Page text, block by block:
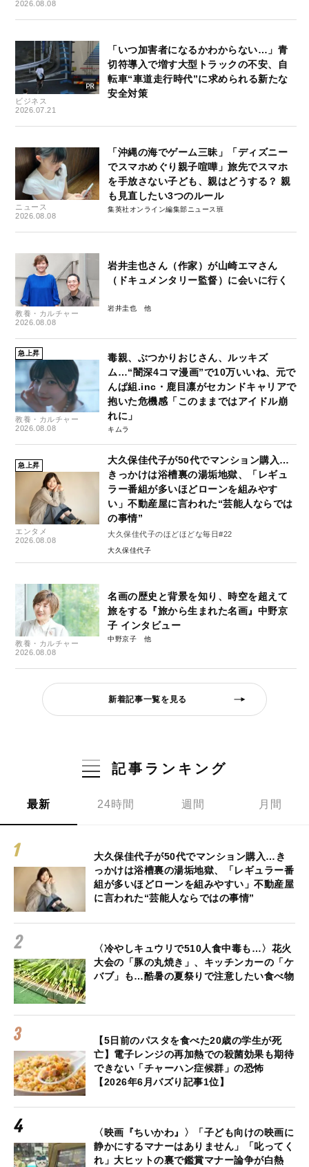
2026.08.08
ビジネス
2026.07.21
「いつ加害者になるかわからない…」青
切符導入で増す大型トラックの不安、自
転車“車道走行時代”に求められる新たな
安全対策
ニュース
2026.08.08
「沖縄の海でゲーム三昧」「ディズニー
でスマホめぐり親子喧嘩」旅先でスマホ
を手放さない子ども、親はどうする？ 親
も見直したい3つのルール
集英社オンライン編集部ニュース班
教養・カルチャー
2026.08.08
岩井圭也さん（作家）が山崎エマさん
（ドキュメンタリー監督）に会いに行く
岩井圭也
急上昇
教養・カルチャー
2026.08.08
毒親、ぶつかりおじさん、ルッキズ
ム…“闇深4コマ漫画”で10万いいね、元で
んぱ組.inc・鹿目凛がセカンドキャリアで
抱いた危機感「このままではアイドル崩
れに」
キムラ
急上昇
エンタメ
2026.08.08
大久保佳代子が50代でマンション購入…
きっかけは浴槽裏の湯垢地獄、「レギュ
ラー番組が多いほどローンを組みやす
い」不動産屋に言われた“芸能人ならでは
の事情”
大久保佳代子のほどほどな毎日#22
大久保佳代子
教養・カルチャー
2026.08.08
名画の歴史と背景を知り、時空を超えて
旅をする『旅から生まれた名画』中野京
子 インタビュー
中野京子
新着記事一覧を見る
記事ランキング
最新 24時間 週間 月間
大久保佳代子が50代でマンション購入…き
っかけは浴槽裏の湯垢地獄、「レギュラー番
組が多いほどローンを組みやすい」不動産屋
に言われた“芸能人ならではの事情”
〈冷やしキュウリで510人食中毒も…〉花火
大会の「豚の丸焼き」、キッチンカーの「ケ
バブ」も…酷暑の夏祭りで注意したい食べ物
【5日前のパスタを食べた20歳の学生が死
亡】電子レンジの再加熱での殺菌効果も期待
できない「チャーハン症候群」の恐怖
【2026年6月バズり記事1位】
〈映画『ちいかわ』〉「子ども向けの映画に
静かにするマナーはありません」「叱ってく
れ」大ヒットの裏で鑑賞マナー論争が白熱